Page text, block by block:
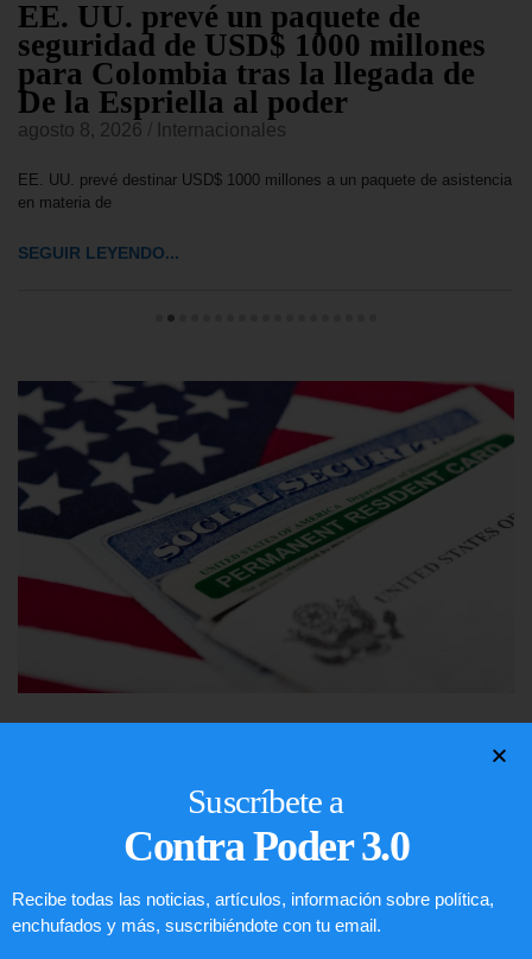
EE. UU. prevé un paquete de
seguridad de USD$ 1000 millones
para Colombia tras la llegada de
De la Espriella al poder
agosto 8, 2026 Internacionales
EE. UU. prevé destinar USD$ 1000 millones a un paquete de asistencia
en materia de
SEGUIR LEYENDO...
Suscríbete a
Contra Poder 3.0
Recibe todas las noticias, artículos, información sobre política,
enchufados y más, suscribiéndote con tu email.